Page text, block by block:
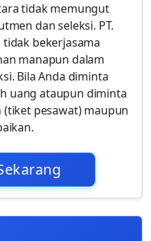
tidak memungut
dan seleksi. PT.
bekerjasama
manapun dalam
Bila Anda diminta
uang ataupun diminta
pesawat) maupun